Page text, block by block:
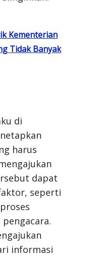
Kementerian
Tidak Banyak
di
harus
dapat
seperti
informasi